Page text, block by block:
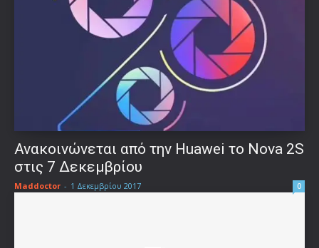
Ανακοινώνεται από την Huawei το Nova 2S
στις 7 Δεκεμβρίου
Maddoctor - 1 Δεκεμβρίου 2017 0